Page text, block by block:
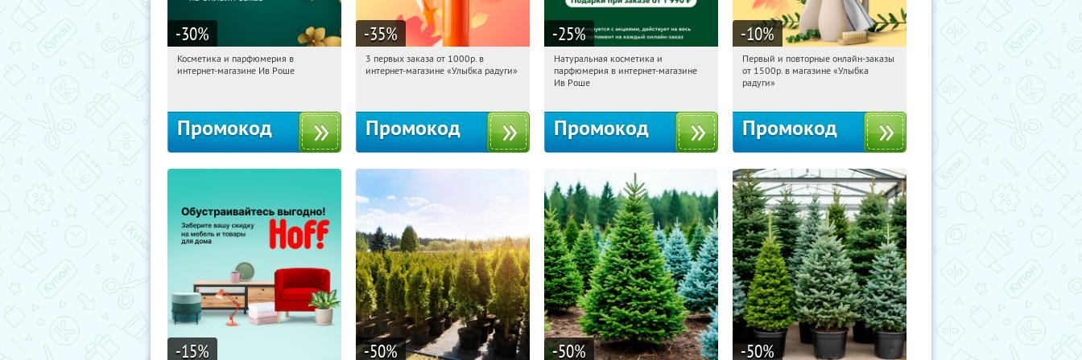
-30%
22:56:56 Получили:
Косметика и парфюмерия в
интернет-магазине Ив Роше
Промокод
-35%
22:56:56 Получили:
3 первых заказа от 1000р. в
интернет-магазине «Улыбка радуги»
Промокод
-25%
22:56:56 Получили:
Россия
Натуральная косметика и
парфюмерия в интернет-магазине
Ив Роше
Промокод
-10%
22:56:56 Получили:1
Россия
Первый и повторные онлайн-заказы
от 1500р. в магазине «Улыбка
радуги»
Промокод
-15% -50% -50% -50%